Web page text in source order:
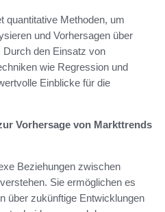
quantitative Methoden, um
und Vorhersagen über
Durch den Einsatz von
wie Regression und
Einblicke für die
Vorhersage von Markttrends
Beziehungen zwischen
Sie ermöglichen es
über zukünftige Entwicklungen